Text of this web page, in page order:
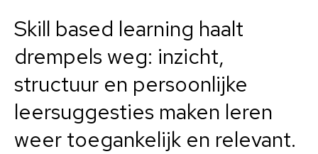
Skill based learning haalt
drempels weg: inzicht,
structuur en persoonlijke
leersuggesties maken leren
weer toegankelijk en relevant.